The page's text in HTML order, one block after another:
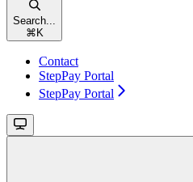
Search...
⌘ K
Contact
StepPay Portal
StepPay Portal